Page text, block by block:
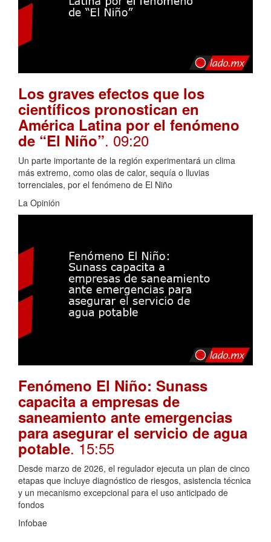
Los graves efectos que los
científicos pronostican en
América Latina por el fenómeno
de “El Niño”. 09:20
Un parte importante de la región experimentará un clima
más extremo, como olas de calor, sequía o lluvias
torrenciales, por el fenómeno de El Niño
La Opinión
Fenómeno El Niño: Sunass
capacita a empresas de
saneamiento ante emergencias
para asegurar el servicio de agua
potable. 15:55
Desde marzo de 2026, el regulador ejecuta un plan de cinco
etapas que incluye diagnóstico de riesgos, asistencia técnica
y un mecanismo excepcional para el uso anticipado de
fondos
Infobae